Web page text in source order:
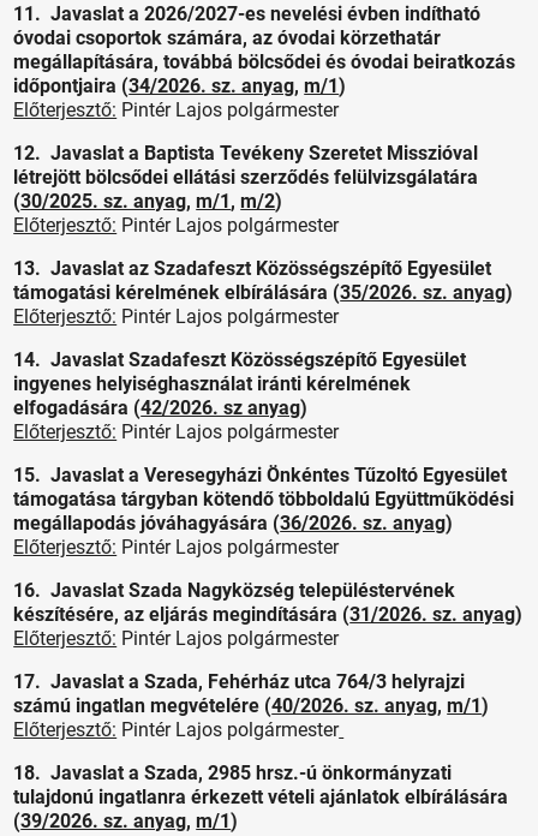
11. Javaslat a 2026/2027-es nevelési évben indítható
óvodai csoportok számára, az óvodai körzethatár
megállapítására, továbbá bölcsődei és óvodai beiratkozás
időpontjaira (34/2026. sz. anyag,m/1)
Előterjesztő: Pintér Lajos polgármester
12. Javaslat a Baptista Tevékeny Szeretet Misszióval
létrejött bölcsődei ellátási szerződés felülvizsgálatára
(30/2025. sz. anyag,m/1,m/2)
Előterjesztő: Pintér Lajos polgármester
13. Javaslat az Szadafeszt Közösségszépítő Egyesület
támogatási kérelmének elbírálására (35/2026. sz. anyag)
Előterjesztő: Pintér Lajos polgármester
14. Javaslat Szadafeszt Közösségszépítő Egyesület
ingyenes helyiséghasználat iránti kérelmének
elfogadására (42/2026. sz anyag)
Előterjesztő: Pintér Lajos polgármester
15. Javaslat a Veresegyházi Önkéntes Tűzoltó Egyesület
támogatása tárgyban kötendő többoldalú Együttműködési
megállapodás jóváhagyására (36/2026. sz. anyag)
Előterjesztő: Pintér Lajos polgármester
16. Javaslat Szada Nagyközség településtervének
készítésére, az eljárás megindítására (31/2026. sz. anyag)
Előterjesztő: Pintér Lajos polgármester
17. Javaslat a Szada, Fehérház utca 764/3 helyrajzi
számú ingatlan megvételére (40/2026. sz. anyag,m/1)
Előterjesztő: Pintér Lajos polgármester
18. Javaslat a Szada, 2985 hrsz.-ú önkormányzati
tulajdonú ingatlanra érkezett vételi ajánlatok elbírálására
(39/2026. sz. anyag,m/1)